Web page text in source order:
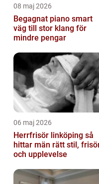
08 maj 2026
Begagnat piano smart
väg till stor klang för
mindre pengar
06 maj 2026
Herrfrisör linköping så
hittar män rätt stil,
och upplevelse